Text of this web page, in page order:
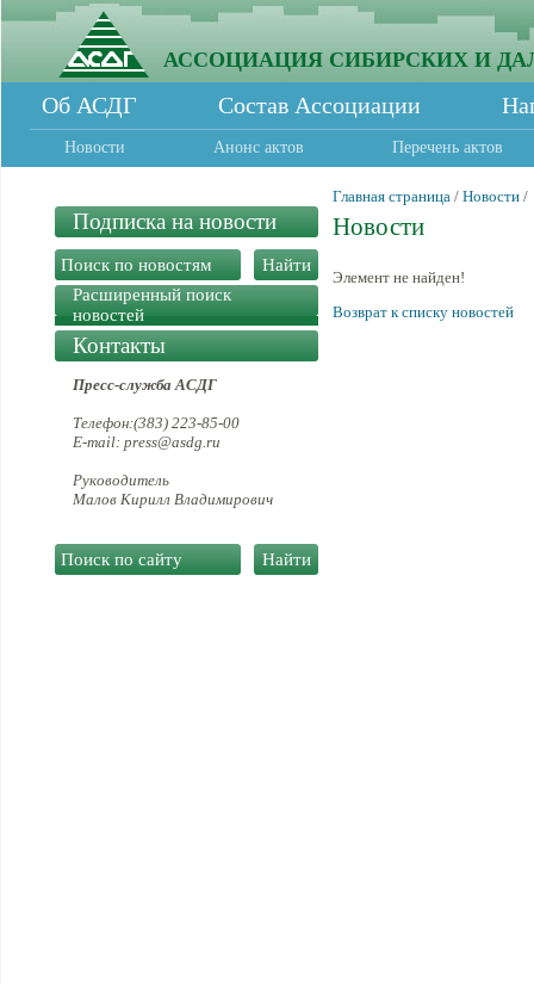
АССОЦИАЦИЯ СИБИРСКИХ И
Об АСДГ Состав Ассоциации
Новости Анонс актов Перечень актов
Подписка на новости
Расширенный поиск
новостей
Контакты
Пресс-служба АСДГ
Телефон:(383) 223-85-00
E-mail: press@asdg.ru
Руководитель
Малов Кирилл Владимирович
Главная страница / Новости /
Новости
Элемент не найден!
Возврат к списку новостей